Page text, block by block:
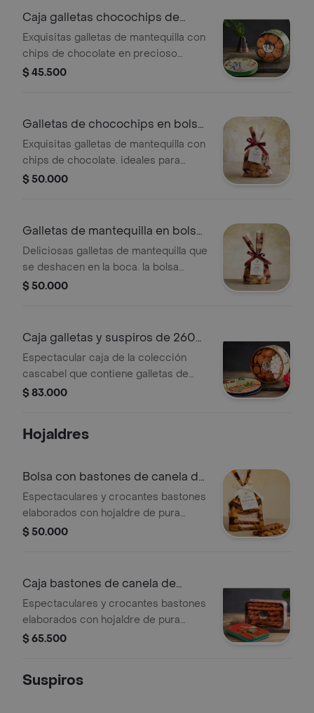
Caja galletas chocochips de
90gr
Exquisitas galletas de mantequilla con
chips de chocolate en precioso
estuche metálico de la colección
$ 45.500
Galletas de chocochips en bolsa
250gr
Exquisitas galletas de mantequilla con
chips de chocolate. ideales para
ofrecer en una tarde de té, o para
$ 50.000
Galletas de mantequilla en bolsa
250gr
Deliciosas galletas de mantequilla que
se deshacen en la boca. la bolsa
contiene 250 gramos de galletas
$ 50.000
Caja galletas y suspiros de 260
gr
Espectacular caja de la colección
cascabel que contiene galletas de
mantequilla con chips de chocolate,
preciosa caja surtida es un regalo
seres más queridos.presentacion
$ 83.000
Hojaldres
Bolsa con bastones de canela de
200gr
Espectaculares y crocantes bastones
elaborados con hojaldre de pura
mantequilla y rellenos de canela y
$ 50.000
Caja bastones de canela de
200grs
Espectaculares y crocantes bastones
elaborados con hojaldre de pura
mantequilla y rellenos de canela y
$ 65.500
Suspiros